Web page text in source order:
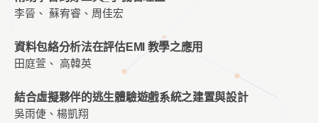
李晉、 蘇宥睿、周佳宏
資料包絡分析法在評估EMI 教學之應用
田庭萱、 高韓英
結合虛擬夥伴的逃生體驗遊戲系統之建置與設計
吳雨倢、楊凱翔